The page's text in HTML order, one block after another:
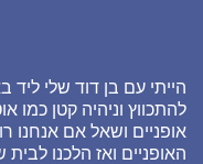
הייתי עם בן דוד שלי ליד
להתכווץ וניהיה קטן
אופניים ושאל אם אנחנו
האופניים ואז הלכנו לבית